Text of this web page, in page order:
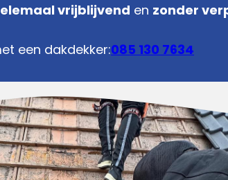
vrijblijvend en zonder
een dakdekker:085 130 7634